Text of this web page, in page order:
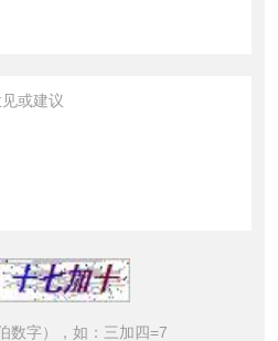
数字），如：三加四=7